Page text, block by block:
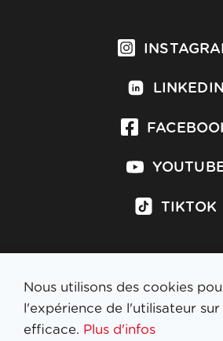
LINKEDIN
TIKTOK
S'inscrire à la
Nous utilisons des cookies
l'expérience de l'utilisateur
efficace. Plus d'infos